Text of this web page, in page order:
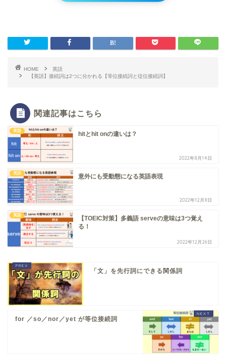
HOME
英語
【英語】接続詞は2つに分かれる【等位接続詞と従位接続詞】
関連記事はこちら
英語 hitとhit onの違いは？
2022年8月14日
英語 意外にも受動態になる英語表現
2022年12月8日
英語
【TOEIC対策】多義語 serveの意味は3つ覚え
る！
2022年12月26日
「文」を先行詞にできる関係詞
for ／so／nor／yet が等位接続詞